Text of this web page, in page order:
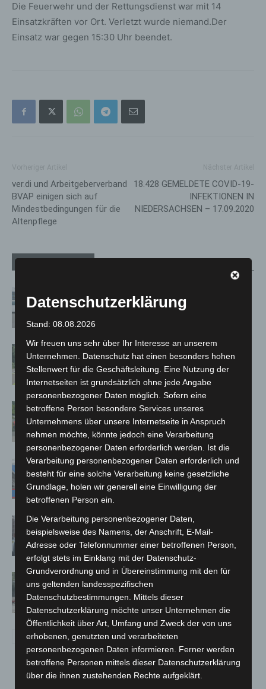
Die Feuerwehr und der Rettungsdienst war mit 14
Einsatzkräften vor Ort. Verletzt wurde niemand.Der
Einsatz war gegen 15:30 Uhr beendet.
ver.di und Arbeitgeberverband
BVAP einigen sich auf
Mindestbedingungen für die
Altenpflege
18.428 GEMELDETE COVID-19-
INFEKTIONEN IN
NIEDERSACHSEN – 17.09.2020
Niedersachsen: Feuerwehrkräfte
kehren nach Waldbrandeinsatz aus
Spanien zurück
Brand im „Haus der Begegnung“ in
Neuwarmbüchen schnell eingedämmt
Region Hannover: 21 neue
Notfallsanitäter starten beim Roten
Kreuz
Mann läuft mit Hockeyschläger über
A7 – Polizei sucht Zeugen
Celle: Mensch stirbt bei Bagger-Unfall
auf Baustelle
Gasleitung bei McDonald’s-Umbau in
Langenhagen beschädigt
Datenschutzerklärung
Stand: 08.08.2026
Wir freuen uns sehr über Ihr Interesse an unserem
Unternehmen. Datenschutz hat einen besonders hohen
Stellenwert für die Geschäftsleitung. Eine Nutzung der
Internetseiten ist grundsätzlich ohne jede Angabe
personenbezogener Daten möglich. Sofern eine
betroffene Person besondere Services unseres
Unternehmens über unsere Internetseite in Anspruch
nehmen möchte, könnte jedoch eine Verarbeitung
personenbezogener Daten erforderlich werden. Ist die
Verarbeitung personenbezogener Daten erforderlich und
besteht für eine solche Verarbeitung keine gesetzliche
Grundlage, holen wir generell eine Einwilligung der
betroffenen Person ein.
Die Verarbeitung personenbezogener Daten,
beispielsweise des Namens, der Anschrift, E-Mail-
Adresse oder Telefonnummer einer betroffenen Person,
erfolgt stets im Einklang mit der Datenschutz-
Grundverordnung und in Übereinstimmung mit den für
uns geltenden landesspezifischen
Datenschutzbestimmungen. Mittels dieser
Datenschutzerklärung möchte unser Unternehmen die
Öffentlichkeit über Art, Umfang und Zweck der von uns
erhobenen, genutzten und verarbeiteten
personenbezogenen Daten informieren. Ferner werden
betroffene Personen mittels dieser Datenschutzerklärung
über die ihnen zustehenden Rechte aufgeklärt.